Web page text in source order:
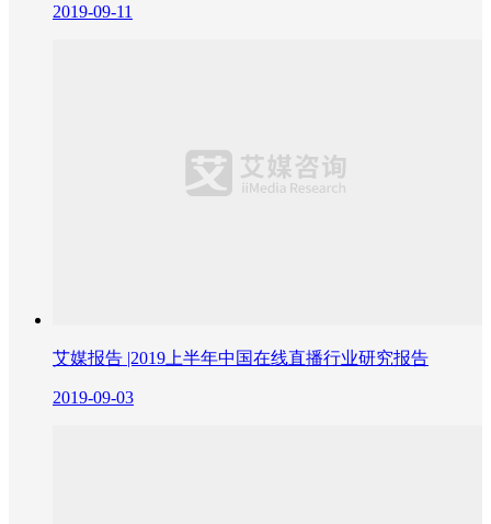
2019-09-11
艾媒报告 |2019上半年中国在线直播行业研究报告
2019-09-03